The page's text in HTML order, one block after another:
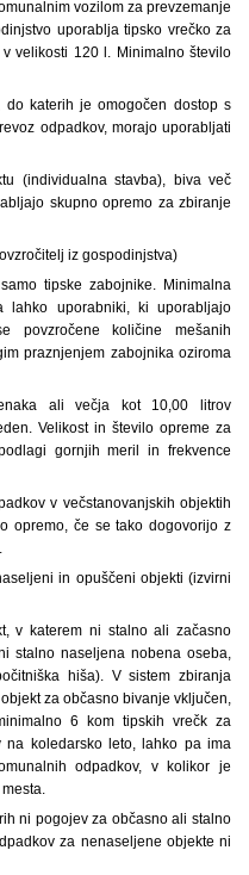
vozilom za prevzemanje
uporablja tipsko vrečko za
velikosti 120 l. Minimalno število
katerih je omogočen dostop s
odpadkov, morajo uporabljati
(individualna stavba), biva več
skupno opremo za zbiranje
iz gospodinjstva)
tipske zabojnike. Minimalna
lahko uporabniki, ki uporabljajo
povzročene količine mešanih
praznjenjem zabojnika oziroma
ali večja kot 10,00 litrov
Velikost in število opreme za
gornjih meril in frekvence
v večstanovanjskih objektih
opremo, če se tako dogovorijo z
in opuščeni objekti (izvirni
v katerem ni stalno ali začasno
stalno naseljena nobena oseba,
hiša). V sistem zbiranja
za občasno bivanje vključen,
6 kom tipskih vrečk za
na koledarsko leto, lahko pa ima
odpadkov, v kolikor je
ni pogojev za občasno ali stalno
za nenaseljene objekte ni